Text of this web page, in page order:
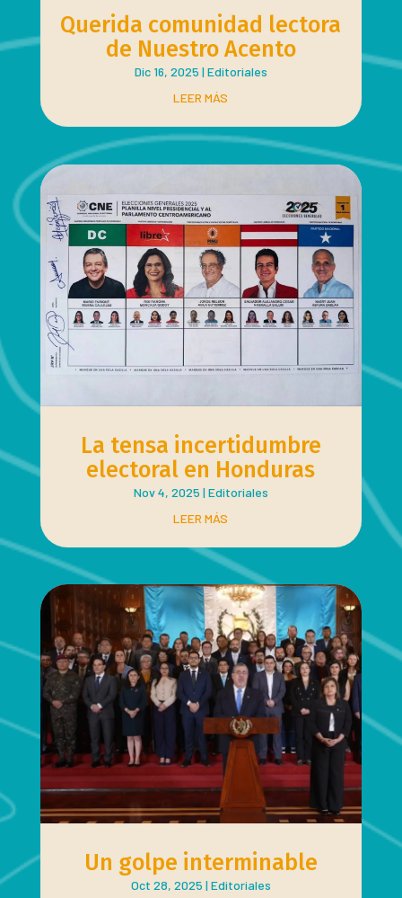
Querida comunidad lectora
de Nuestro Acento
Dic 16, 2025 | Editoriales
LEER MÁS
La tensa incertidumbre
electoral en Honduras
Nov 4, 2025 | Editoriales
LEER MÁS
Un golpe interminable
Oct 28, 2025 | Editoriales